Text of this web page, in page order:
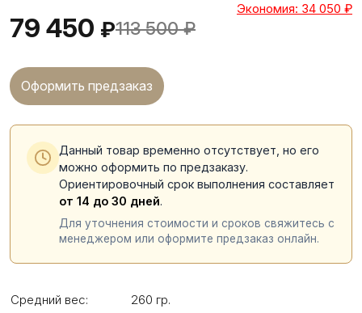
79 450 ₽113 500 ₽
Экономия: 34 050 ₽
Оформить предзаказ
Данный товар временно отсутствует, но его
можно оформить по предзаказу.
Ориентировочный срок выполнения составляет
от 14 до 30 дней.
Для уточнения стоимости и сроков свяжитесь с
менеджером или оформите предзаказ онлайн.
Средний вес:
260 гр.